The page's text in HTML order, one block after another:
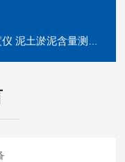
土淤泥含量测定仪